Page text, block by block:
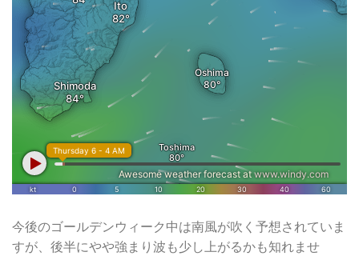
今後のゴールデンウィーク中は南風が吹く予想されていま
すが、後半にやや強まり波も少し上がるかも知れませ